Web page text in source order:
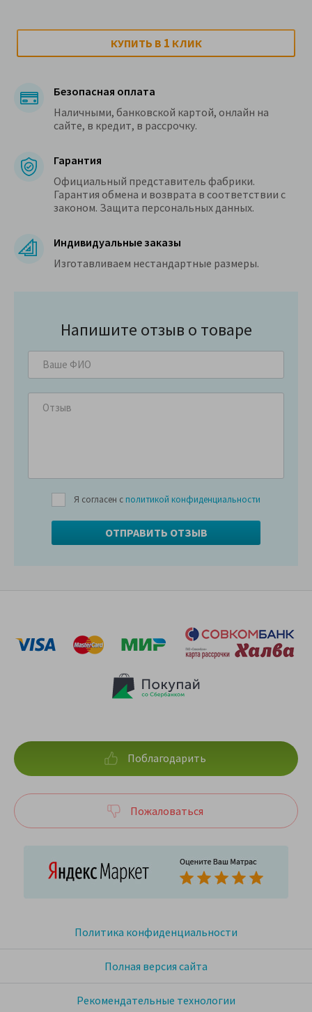
КУПИТЬ В 1 КЛИК
Безопасная оплата
Наличными, банковской картой, онлайн на
сайте, в кредит, в рассрочку.
Гарантия
Официальный представитель фабрики.
Гарантия обмена и возврата в соответствии с
законом. Защита персональных данных.
Индивидуальные заказы
Изготавливаем нестандартные размеры.
Напишите отзыв о товаре
Я согласен с политикой конфиденциальности
Политика конфиденциальности
Полная версия сайта
Рекомендательные технологии
Поблагодарить
Пожаловаться